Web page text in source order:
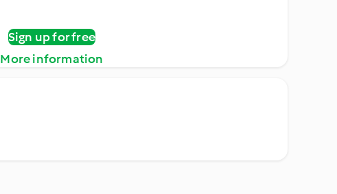
Sign up for free
More information